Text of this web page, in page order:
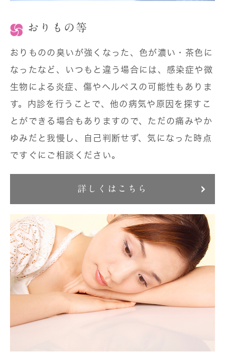
おりもの等
おりものの臭いが強くなった、色が濃い・茶色に
なったなど、いつもと違う場合には、感染症や微
生物による炎症、傷やヘルペスの可能性もありま
す。内診を行うことで、他の病気や原因を探すこ
とができる場合もありますので、ただの痛みやか
ゆみだと我慢し、自己判断せず、気になった時点
ですぐにご相談ください。
詳しくはこちら